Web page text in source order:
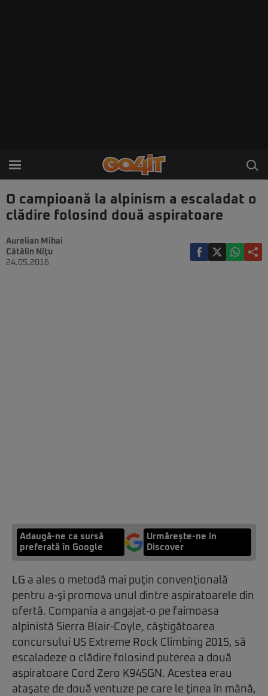
O campioană la alpinism a escaladat o
clădire folosind două aspiratoare
Aurelian Mihai
Cătălin Niţu
24.05.2016
Adaugă-ne ca sursă
preferată în Google
Urmărește-ne in
Discover
LG a ales o metodă mai puţin convenţională
pentru a-şi promova unul dintre aspiratoarele din
ofertă. Compania a angajat-o pe faimoasa
alpinistă Sierra Blair-Coyle, câştigătoarea
concursului US Extreme Rock Climbing 2015, să
escaladeze o clădire folosind puterea a două
aspiratoare Cord Zero K94SGN. Acestea erau
ataşate de două ventuze pe care le ţinea în mână,